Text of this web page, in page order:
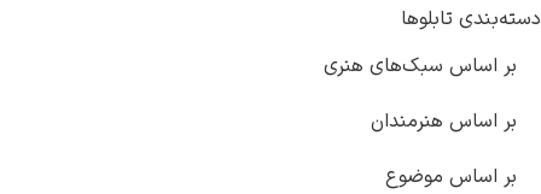
تابلوها
سبک‌های هنری
هنرمندان
موضوع